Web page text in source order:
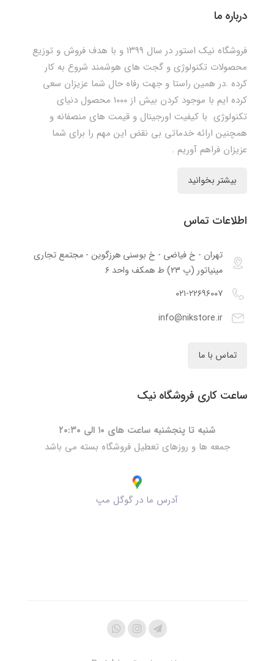
درباره ما
فروشگاه نیک استور در سال ۱۳۹۹ و با هدف فروش و توزیع
محصولات تکنولوژی و گجت های هوشمند شروع به کار
کرده .در همین راستا و جهت رفاه حال شما عزیزان سعی
کرده ایم با موجود کردن بیش از ۱۰۰۰ محصول دنیای
تکنولوژی با کیفیت اورجینال و قیمت های منصفانه و
همچنین ارائه خدماتی بی نقض این مهم را برای شما
عزیزان فراهم آوریم .
بیشتر بخوانید
اطلاعات تماس
تهران - خ فیاضی - خ بوسنی هرزگوین - مجتمع تجاری
مینیاتور (پ ۲۳) ط همکف واحد ۶
۰۲۱-۲۲۶۹۶۰۰۷
info@nikstore.ir
تماس با ما
ساعت کاری فروشگاه نیک
شنبه تا پنجشنبه ساعت های ۱۰ الی ۲۰:۳۰
جمعه ها و روزهای تعطیل فروشگاه بسته می باشد
آدرس ما در گوگل مپ